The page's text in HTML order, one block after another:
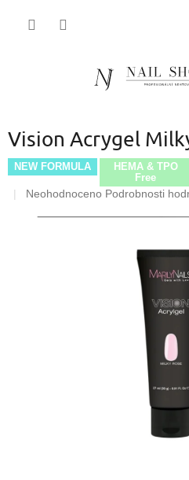
Vision Acrygel
NEW FORMULA
HEMA & TPO
Free
Průměrné
Neohodnoceno Podrobnosti